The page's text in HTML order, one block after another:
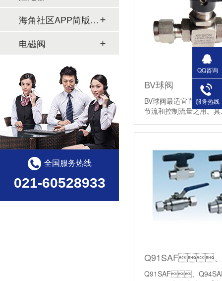
BV球阀
BV球阀最适宜直接做开闭
节流和控制流量之用。
Q91SAF、
海角社区APP简版下载及管件
电磁阀
全国服务热线
021-60528933
QQ咨询
服务热线